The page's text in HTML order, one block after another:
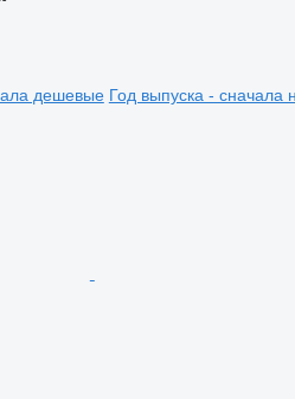
дешевые Год выпуска - сначала